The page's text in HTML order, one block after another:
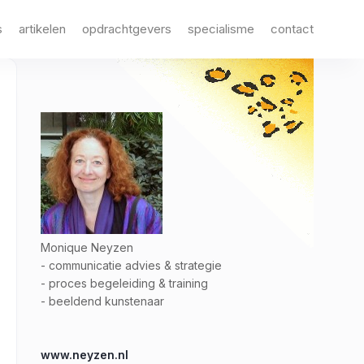
artikelen opdrachtgevers specialisme contact
Monique Neyzen
- communicatie advies & strategie
- proces begeleiding & training
- beeldend kunstenaar
www.neyzen.nl